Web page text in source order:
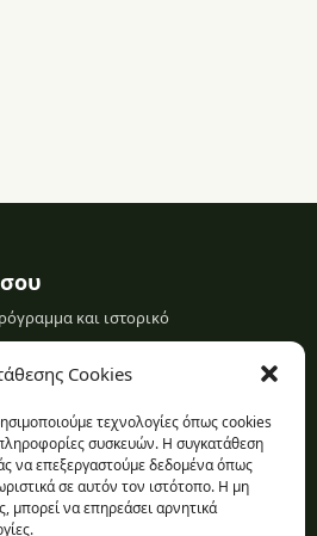
Cookies
τεχνολογίες όπως cookies
συσκευών. Η συγκατάθεση
να επεξεργαστούμε δεδομένα όπως
σε αυτόν τον ιστότοπο. Η μη
μπορεί να επηρεάσει αρνητικά
και ιστορικό
σου